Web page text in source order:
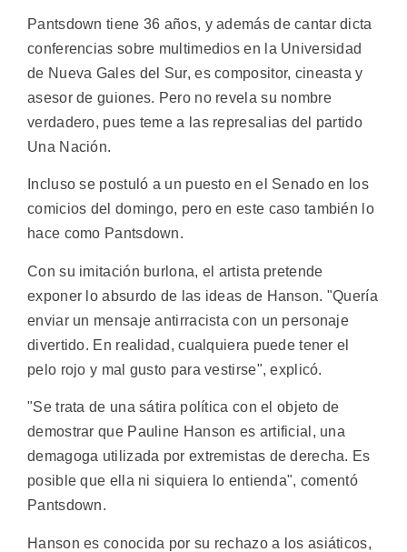
Pantsdown tiene 36 años, y además de cantar dicta
conferencias sobre multimedios en la Universidad
de Nueva Gales del Sur, es compositor, cineasta y
asesor de guiones. Pero no revela su nombre
verdadero, pues teme a las represalias del partido
Una Nación.
Incluso se postuló a un puesto en el Senado en los
comicios del domingo, pero en este caso también lo
hace como Pantsdown.
Con su imitación burlona, el artista pretende
exponer lo absurdo de las ideas de Hanson. "Quería
enviar un mensaje antirracista con un personaje
divertido. En realidad, cualquiera puede tener el
pelo rojo y mal gusto para vestirse", explicó.
"Se trata de una sátira política con el objeto de
demostrar que Pauline Hanson es artificial, una
demagoga utilizada por extremistas de derecha. Es
posible que ella ni siquiera lo entienda", comentó
Pantsdown.
Hanson es conocida por su rechazo a los asiáticos,